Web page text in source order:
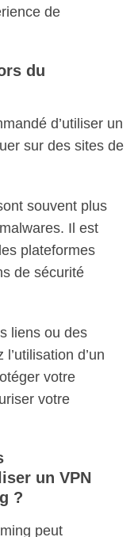
de
du
d’utiliser un
sur des sites de
souvent plus
Il est
plateformes
de sécurité
liens ou des
d’un
votre
votre
un VPN
?
peut